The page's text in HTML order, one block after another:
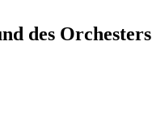
des Orchesters